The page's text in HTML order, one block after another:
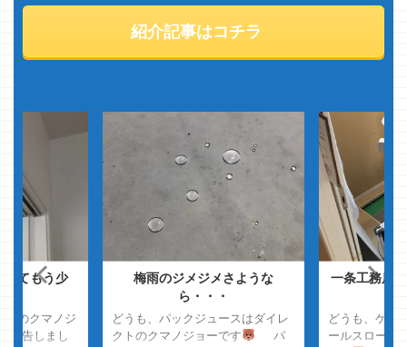
紹介記事はコチラ
てもう少
増のクマノジ
告しまし
梅雨のジメジメさような
ら・・・
どうも、パックジュースはダイレ
クトのクマノジョーです
パ
一条工務店
どうも、ケン
ールスローサ